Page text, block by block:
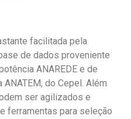
facilitada pela
de dados proveniente
ANAREDE e de
do Cepel. Além
ser agilizados e
ferramentas para seleção